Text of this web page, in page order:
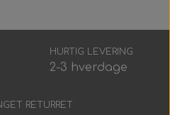
HURTIG LEVERING
2-3 hverdage
RETURRET